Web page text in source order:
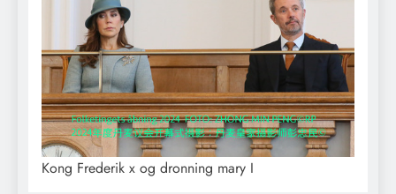
Kong Frederik x og dronning mary I